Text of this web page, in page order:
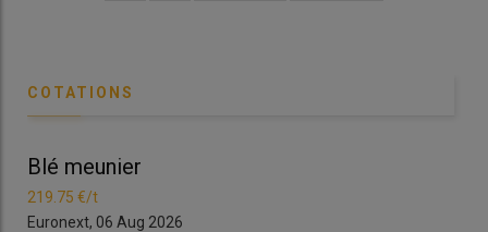
COTATIONS
Blé meunier
219.75 €/t
Euronext, 06 Aug 2026